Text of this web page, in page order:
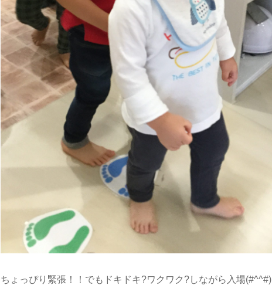
ちょっぴり緊張！！でもドキドキ?ワクワク?しながら入場(#^^#)